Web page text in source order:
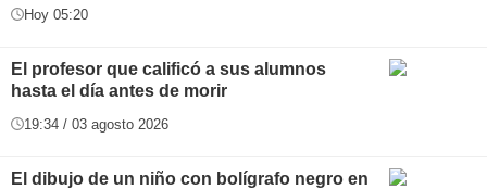
Hoy 05:20
El profesor que calificó a sus alumnos
hasta el día antes de morir
19:34 / 03 agosto 2026
El dibujo de un niño con bolígrafo negro en